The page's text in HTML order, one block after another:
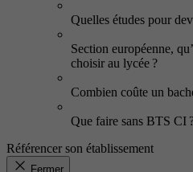
Quelles études pour
Section européenne,
choisir au lycée ?
Combien coûte un
Que faire sans BTS CI
Référencer son établissement
Fermer